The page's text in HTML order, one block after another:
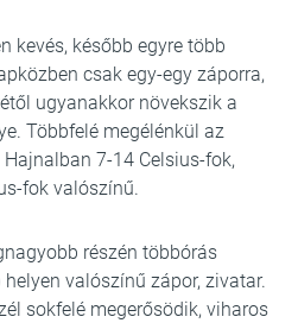
kevés, később egyre több
csak egy-egy záporra,
ugyanakkor növekszik a
Többfelé megélénkül az
7-14 Celsius-fok,
fok valószínű.
részén többórás
valószínű zápor, zivatar.
sokfelé megerősödik, viharos